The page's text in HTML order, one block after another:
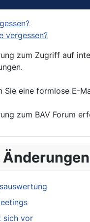
vergessen?
zum Zugriff auf
Sie eine formlose E-
zum BAV Forum
Änderungen
sich vor